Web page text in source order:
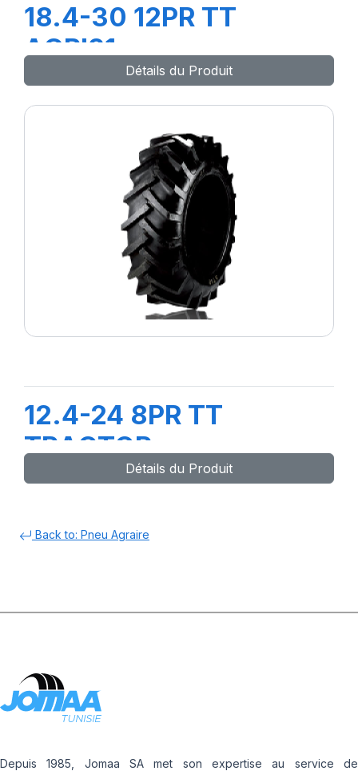
18.4-30 12PR TT
AGRI21
Détails du Produit
12.4-24 8PR TT
TRACTOR
Détails du Produit
Back to: Pneu Agraire
Depuis 1985, Jomaa SA met son expertise au service de